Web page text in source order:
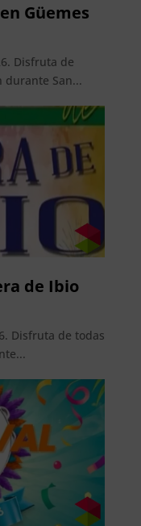
Güemes
Disfruta de
durante San...
de Ibio
Disfruta de todas